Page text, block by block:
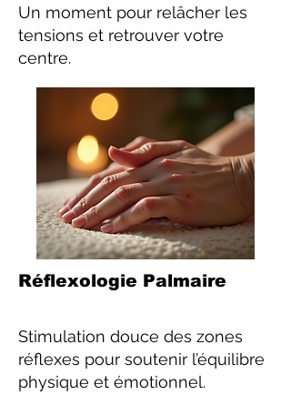
Un moment pour relâcher les
tensions et retrouver votre
centre.
Réflexologie Palmaire
Stimulation douce des zones
réflexes pour soutenir l’équilibre
physique et émotionnel.